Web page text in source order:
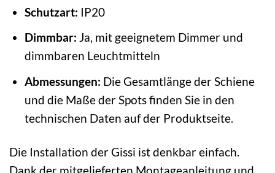
Schutzart: IP20
Dimmbar: Ja, mit geeignetem Dimmer und
dimmbaren Leuchtmitteln
Abmessungen: Die Gesamtlänge der Schiene
und die Maße der Spots finden Sie in den
technischen Daten auf der Produktseite.
Die Installation der Gissi ist denkbar einfach.
Dank der mitgelieferten Montageanleitung und